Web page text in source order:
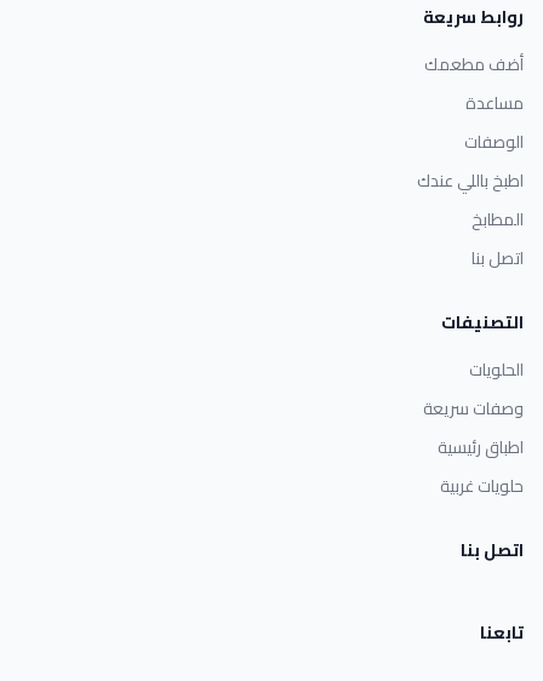
روابط سريعة
أضف مطعمك
مساعدة
الوصفات
اطبخ باللي عندك
المطابخ
اتصل بنا
التصنيفات
الحلويات
وصفات سريعة
اطباق رئيسية
حلويات غربية
اتصل بنا
تابعنا